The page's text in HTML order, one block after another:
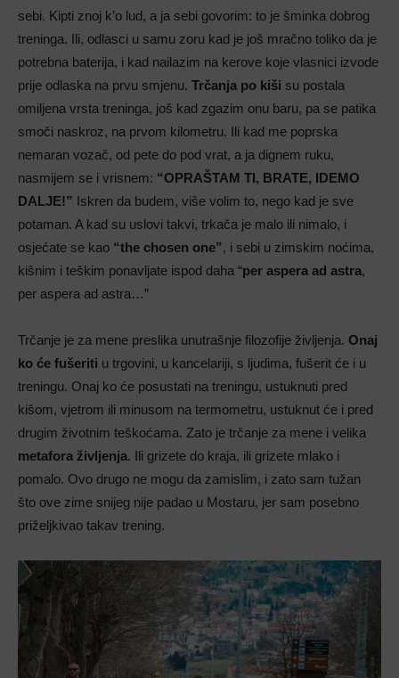
sebi. Kipti znoj k’o lud, a ja sebi govorim: to je šminka dobrog
treninga. Ili, odlasci u samu zoru kad je još mračno toliko da je
potrebna baterija, i kad nailazim na kerove koje vlasnici izvode
prije odlaska na prvu smjenu. Trčanja po kiši su postala
omiljena vrsta treninga, još kad zgazim onu baru, pa se patika
smoči naskroz, na prvom kilometru. Ili kad me poprska
nemaran vozač, od pete do pod vrat, a ja dignem ruku,
nasmijem se i vrisnem: “OPRAŠTAM TI, BRATE, IDEMO
DALJE!” Iskren da budem, više volim to, nego kad je sve
potaman. A kad su uslovi takvi, trkača je malo ili nimalo, i
osjećate se kao “the chosen one”, i sebi u zimskim noćima,
kišnim i teškim ponavljate ispod daha “per aspera ad astra,
per aspera ad astra…”
Trčanje je za mene preslika unutrašnje filozofije življenja. Onaj
ko će fušeriti u trgovini, u kancelariji, s ljudima, fušerit će i u
treningu. Onaj ko će posustati na treningu, ustuknuti pred
kišom, vjetrom ili minusom na termometru, ustuknut će i pred
drugim životnim teškoćama. Zato je trčanje za mene i velika
metafora življenja. Ili grizete do kraja, ili grizete mlako i
pomalo. Ovo drugo ne mogu da zamislim, i zato sam tužan
što ove zime snijeg nije padao u Mostaru, jer sam posebno
priželjkivao takav trening.